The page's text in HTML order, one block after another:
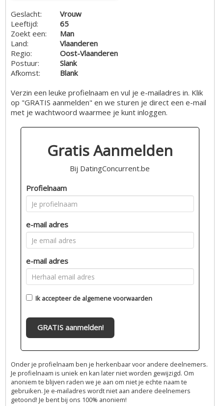
Geslacht:
Vrouw
Leeftijd:
65
Zoekt een:
Man
Land:
Vlaanderen
Regio:
Oost-Vlaanderen
Postuur:
Slank
Afkomst:
Blank
Verzin een leuke profielnaam en vul je e-mailadres in. Klik
op "GRATIS aanmelden" en we sturen je direct een e-mail
met je wachtwoord waarmee je kunt inloggen.
Gratis Aanmelden
Bij DatingConcurrent.be
Profielnaam
e-mail adres
e-mail adres
Ik accepteer de algemene voorwaarden
GRATIS aanmelden!
Onder je profielnaam ben je herkenbaar voor andere deelnemers.
Je profielnaam is uniek en kan later niet worden gewijzigd. Om
anoniem te blijven raden we je aan om niet je echte naam te
gebruiken. Je e-mailadres wordt niet aan andere deelnemers
getoond! Je bent bij ons 100% anoniem!